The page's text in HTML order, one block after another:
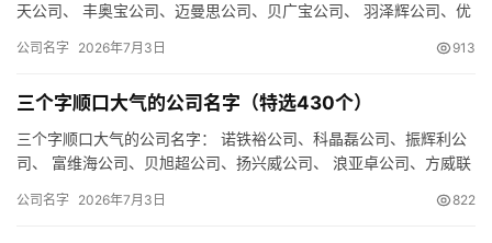
天公司、 丰奥宝公司、迈曼思公司、贝广宝公司、 羽泽辉公司、优
公司名字 2026年7月3日 913
三个字顺口大气的公司名字（特选430个）
三个字顺口大气的公司名字： 诺铁裕公司、科晶磊公司、振辉利公
司、 富维海公司、贝旭超公司、扬兴威公司、 浪亚卓公司、方威联
公司名字 2026年7月3日 822